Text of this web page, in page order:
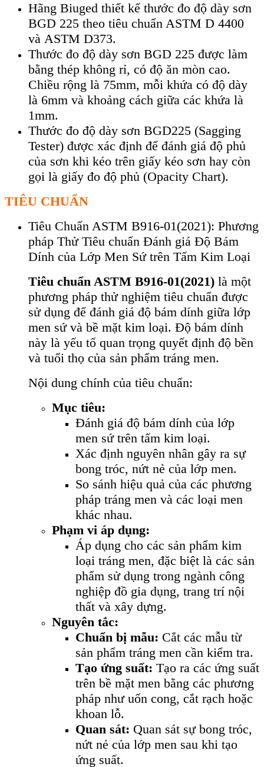
Hãng Biuged thiết kế thước đo độ dày sơn
BGD 225 theo tiêu chuẩn ASTM D 4400
và ASTM D373.
Thước đo độ dày sơn BGD 225 được làm
bằng thép không rỉ, có độ ăn mòn cao.
Chiều rộng là 75mm, mỗi khứa có độ dày
là 6mm và khoảng cách giữa các khứa là
1mm.
Thước đo độ dày sơn BGD225 (Sagging
Tester) được xác định để đánh giá độ phủ
của sơn khi kéo trên giấy kéo sơn hay còn
gọi là giấy đo độ phủ (Opacity Chart).
TIÊU CHUẨN
Tiêu Chuẩn ASTM B916-01(2021): Phương
pháp Thử Tiêu chuẩn Đánh giá Độ Bám
Dính của Lớp Men Sứ trên Tấm Kim Loại
Tiêu chuẩn ASTM B916-01(2021) là một
phương pháp thử nghiệm tiêu chuẩn được
sử dụng để đánh giá độ bám dính giữa lớp
men sứ và bề mặt kim loại. Độ bám dính
này là yếu tố quan trọng quyết định độ bền
và tuổi thọ của sản phẩm tráng men.
Nội dung chính của tiêu chuẩn:
Mục tiêu:
Đánh giá độ bám dính của lớp
men sứ trên tấm kim loại.
Xác định nguyên nhân gây ra sự
bong tróc, nứt nẻ của lớp men.
So sánh hiệu quả của các phương
pháp tráng men và các loại men
khác nhau.
Phạm vi áp dụng:
Áp dụng cho các sản phẩm kim
loại tráng men, đặc biệt là các sản
phẩm sử dụng trong ngành công
nghiệp đồ gia dụng, trang trí nội
thất và xây dựng.
Nguyên tắc:
Chuẩn bị mẫu: Cắt các mẫu từ
sản phẩm tráng men cần kiểm tra.
Tạo ứng suất: Tạo ra các ứng suất
trên bề mặt men bằng các phương
pháp như uốn cong, cắt rạch hoặc
khoan lỗ.
Quan sát: Quan sát sự bong tróc,
nứt nẻ của lớp men sau khi tạo
ứng suất.